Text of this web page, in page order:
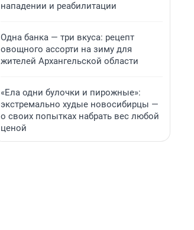
нападении и реабилитации
Одна банка — три вкуса: рецепт
овощного ассорти на зиму для
жителей Архангельской области
«Ела одни булочки и пирожные»:
экстремально худые новосибирцы —
о своих попытках набрать вес любой
ценой